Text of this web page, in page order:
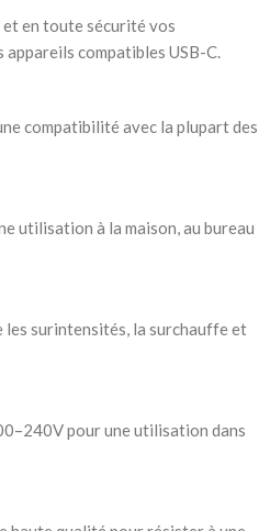
en toute sécurité vos
compatibles USB-C.
compatibilité avec la plupart des
utilisation à la maison, au bureau
surintensités, la surchauffe et
pour une utilisation dans